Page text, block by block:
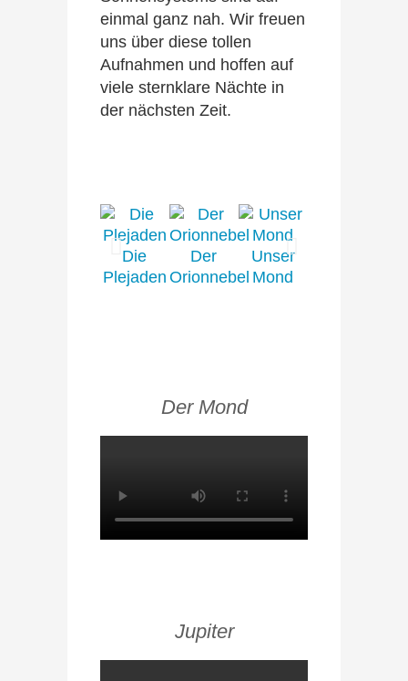
einmal ganz nah. Wir freuen
uns über diese tollen
Aufnahmen und hoffen auf
viele sternklare Nächte in
der nächsten Zeit.
Die
Plejaden
Der
Orionnebel
Unser
Mond
Der Mond
Jupiter